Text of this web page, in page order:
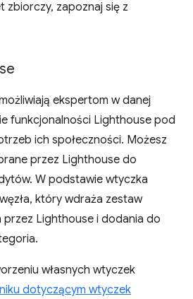
zbiorczy, zapoznaj się z
ekspertom w danej
funkcjonalności Lighthouse pod
ich społeczności. Możesz
przez Lighthouse do
W podstawie wtyczka
który wdraża zestaw
Lighthouse i dodania do
własnych wtyczek
dotyczącym wtyczek